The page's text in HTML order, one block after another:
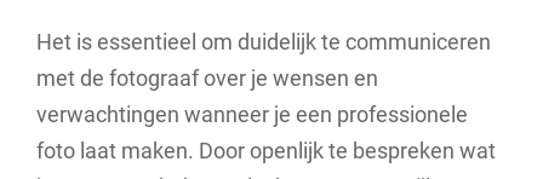
Het is essentieel om duidelijk te communiceren
met de fotograaf over je wensen en
verwachtingen wanneer je een professionele
foto laat maken. Door openlijk te bespreken wat